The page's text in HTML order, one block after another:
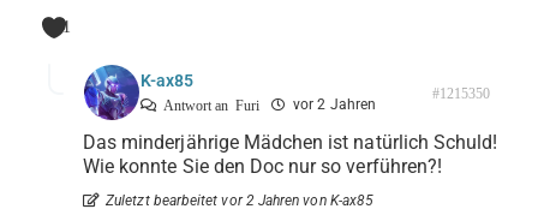
1
K-ax85
Antwort an Furi vor 2 Jahren
#1215350
Das minderjährige Mädchen ist natürlich Schuld!
Wie konnte Sie den Doc nur so verführen?!
Zuletzt bearbeitet vor 2 Jahren von K-ax85